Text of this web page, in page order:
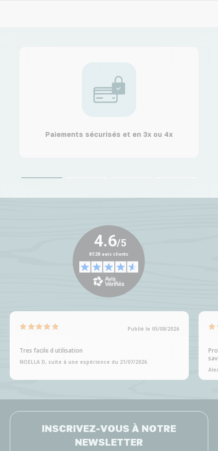
Paiements sécurisés et en 3x ou 4x
Publié le 05/08/2026
Tres facile d utilisation
NOELLA D, suite à une expérience du 21/07/2026
INSCRIVEZ-VOUS À NOTRE
NEWSLETTER